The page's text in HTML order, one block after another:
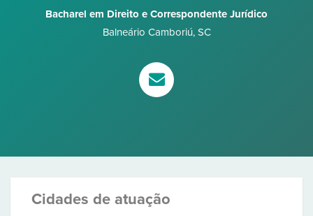
Bacharel em Direito e Correspondente Jurídico
Balneário Camboriú, SC
Cidades de atuação